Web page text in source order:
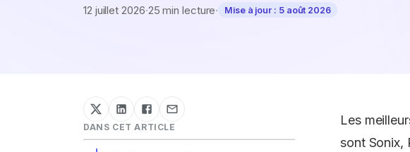
12 juillet 2026·25 min lecture· Mise à jour : 5 août 2026
DANS CET ARTICLE
Les
sont Sonix,